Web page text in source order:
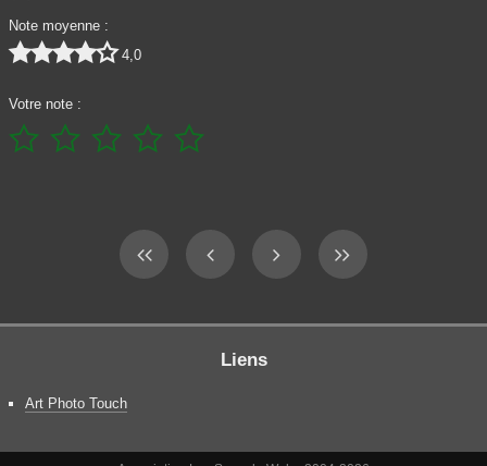
Note moyenne :
 4,0
Votre note :
    
Liens
Art Photo Touch